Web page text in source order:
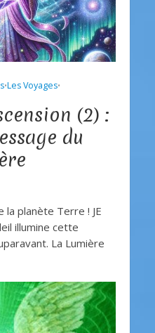
•Les Voyages•
(2) :
du
planète Terre ! JE
illumine cette
La Lumière